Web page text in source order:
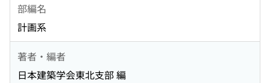
部編名
計画系
著者・編者
日本建築学会東北支部 編